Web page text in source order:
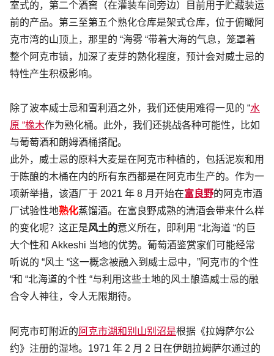
室式的，第二个酒窖（在灌装车间旁边）目前用于贮藏装运
前的产品。第三至第五个熟化仓库是架式仓库，位于俯瞰阿
克市湾的山顶上，那里的 “海雾 “带着大海的气息，笼罩着
整个阿克市镇，加深了麦芽的熟化程度，预计会对威士忌的
特性产生积极影响。
除了波本威士忌和雪利酒之外，我们还使用难得一见的 “水
原 “橡木作为熟化桶。此外，我们还挑战各种可能性，比如
与葡萄酒和朗姆酒桶搭配。
此外，威士忌的原料大麦是在阿克市种植的，包括泥炭和用
于陈酿的木桶在内的所有东西都是在阿克市生产的。作为一
项新举措，该酒厂于 2021 年 8 月开始在富良野的阿克市酒
厂试验性地熟化蒸馏酒。在富良野成熟的清酒会带来什么样
的变化呢？这正是风土的意义所在，即利用 “北海道 “的巨
大个性和 Akkeshi 当地的优势。葡萄酒鉴赏家们可能经常
听说的 “风土 “这一概念被融入到威士忌中，”阿克市的个性
“和 “北海道的个性 “与利用这些土地的风土酿造威士忌的融
合令人神往，令人无限期待。
阿克市町附近的 阿克市湖和别山别 沼是根据《拉姆萨尔公
约》注册的湿地。1971 年 2 月 2 日在伊朗拉姆萨尔通过的